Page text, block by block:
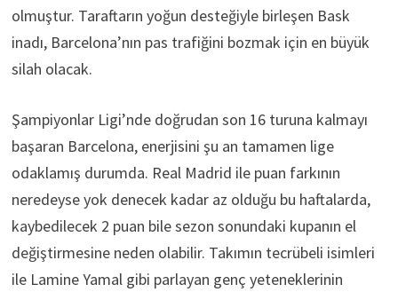
olmuştur. Taraftarın yoğun desteğiyle birleşen Bask
inadı, Barcelona’nın pas trafiğini bozmak için en büyük
silah olacak.
Şampiyonlar Ligi’nde doğrudan son 16 turuna kalmayı
başaran Barcelona, enerjisini şu an tamamen lige
odaklamış durumda. Real Madrid ile puan farkının
neredeyse yok denecek kadar az olduğu bu haftalarda,
kaybedilecek 2 puan bile sezon sonundaki kupanın el
değiştirmesine neden olabilir. Takımın tecrübeli isimleri
ile Lamine Yamal gibi parlayan genç yeteneklerinin